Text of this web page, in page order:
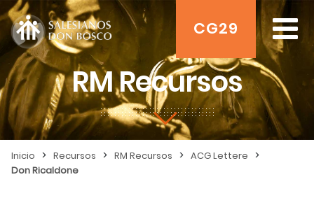
CG29
RM Recursos
Inicio > Recursos > RM Recursos > ACG Lettere >
Don Ricaldone